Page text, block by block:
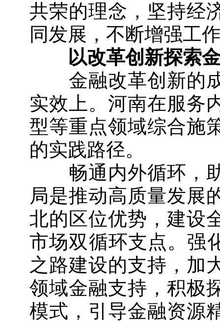
共荣的理念，坚持经
同发展，不断增强工
以改革创新探索
金融改革创新的成
实效上。河南在服务
型等重点领域综合施
的实践路径。
畅通内外循环，助
局是推动高质量发展
北的区位优势，建设
市场双循环支点。强
之路建设的支持，加
领域金融支持，积极
模式，引导金融资源